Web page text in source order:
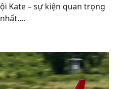
Kate – sự kiện quan trọng
nhất....